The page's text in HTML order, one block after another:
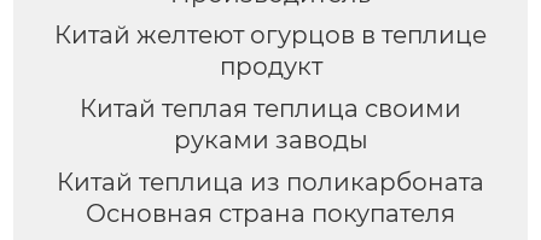
Китай желтеют огурцов в теплице
продукт
Китай теплая теплица своими
руками заводы
Китай теплица из поликарбоната
Основная страна покупателя